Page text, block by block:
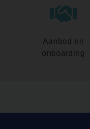
Aanbod en
onboarding